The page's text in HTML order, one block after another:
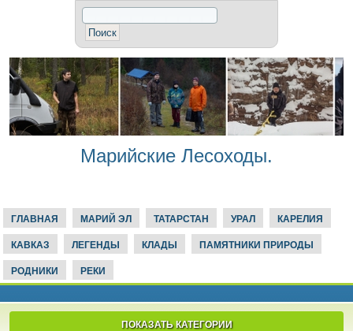
Марийские Лесоходы.
ГЛАВНАЯ МАРИЙ ЭЛ ТАТАРСТАН УРАЛ КАРЕЛИЯ
КАВКАЗ ЛЕГЕНДЫ КЛАДЫ ПАМЯТНИКИ ПРИРОДЫ
РОДНИКИ РЕКИ
ПОКАЗАТЬ КАТЕГОРИИ